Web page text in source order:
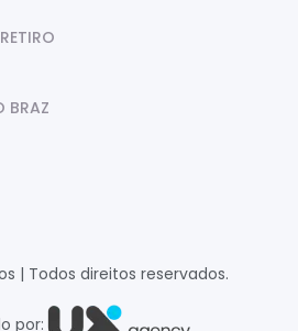
BRAZ
| Todos direitos reservados.
por: